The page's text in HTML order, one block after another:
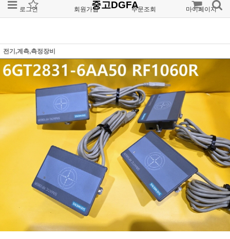
로그인 회원가입 주문조회 마이페이지
중고DGFA
전기,계측,측정장비